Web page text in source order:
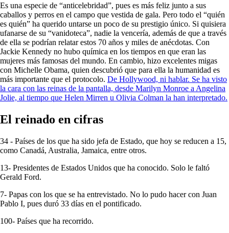
Es una especie de “anticelebridad”, pues es más feliz junto a sus
caballos y perros en el campo que vestida de gala. Pero todo el “quién
es quién” ha querido untarse un poco de su prestigio único. Si quisiera
ufanarse de su “vanidoteca”, nadie la vencería, además de que a través
de ella se podrían relatar estos 70 años y miles de anécdotas. Con
Jackie Kennedy no hubo química en los tiempos en que eran las
mujeres más famosas del mundo. En cambio, hizo excelentes migas
con Michelle Obama, quien descubrió que para ella la humanidad es
más importante que el protocolo. De Hollywood, ni hablar. Se ha visto
la cara con las reinas de la pantalla, desde Marilyn Monroe a Angelina
Jolie, al tiempo que Helen Mirren u Olivia Colman la han interpretado.
El reinado en cifras
34 - Países de los que ha sido jefa de Estado, que hoy se reducen a 15,
como Canadá, Australia, Jamaica, entre otros.
13- Presidentes de Estados Unidos que ha conocido. Solo le faltó
Gerald Ford.
7- Papas con los que se ha entrevistado. No lo pudo hacer con Juan
Pablo I, pues duró 33 días en el pontificado.
100- Países que ha recorrido.